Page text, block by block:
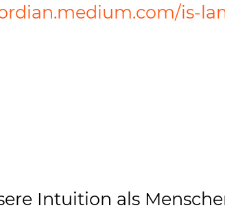
is-
Intuition als